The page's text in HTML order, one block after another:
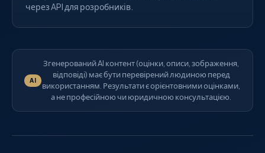
через API для розробників.
AI
Згенерований AI контент (оцінки, описи, зображення,
відповіді) має бути перевірений людиною перед
використанням. Результати є орієнтовними оцінками,
а не професійною чи юридичною консультацією.